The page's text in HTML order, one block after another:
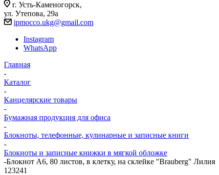
г. Усть-Каменогорск,
ул. Утепова, 29а
ipmocco.ukg@gmail.com
Instagram
WhatsApp
Главная
-
Каталог
-
Канцелярские товары
-
Бумажная продукция для офиса
-
Блокноты, телефонные, кулинарные и записные книги
-
Блокноты и записные книжки в мягкой обложке
-Блокнот А6, 80 листов, в клетку, на склейке "Brauberg" Лилия
123241